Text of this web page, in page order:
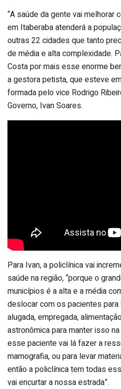
“A saúde da gente vai melhorar
em Itaberaba atenderá a
outras 22 cidades que tanto
de média e alta complexidade.
Costa por mais esse enorme
a gestora petista, que esteve
formada pelo vice Rodrigo
Governo, Ivan Soares.
Para Ivan, a policlínica vai
saúde na região, “porque o
municípios é a alta e a média
deslocar com os pacientes
alugada, empregada,
astronômica para manter isso
esse paciente vai lá fazer a
mamografia, ou para levar
então a policlínica tem todas
vai encurtar a nossa estrada”.